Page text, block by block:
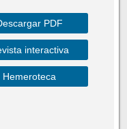
PDF
interactiva
Hemeroteca